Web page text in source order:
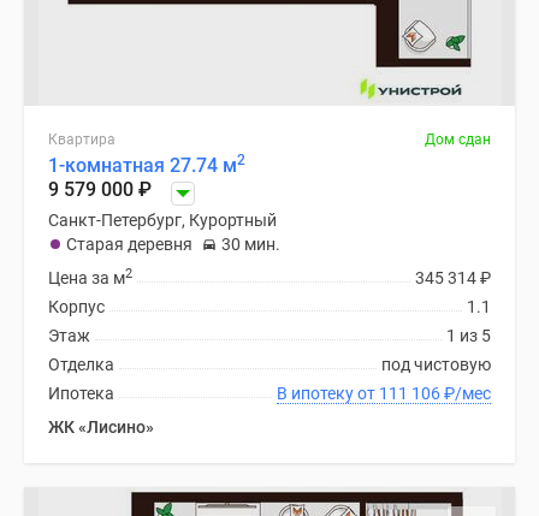
Квартира Дом сдан
1-комнатная 27.74 м2
9 579 000 ₽
Санкт-Петербург, Курортный
Старая деревня
30 мин.
345 314₽
Цена за м2
1.1
Корпус
1 из 5
Этаж
под чистовую
Отделка
В ипотеку от 111 106₽/мес
Ипотека
ЖК «Лисино»